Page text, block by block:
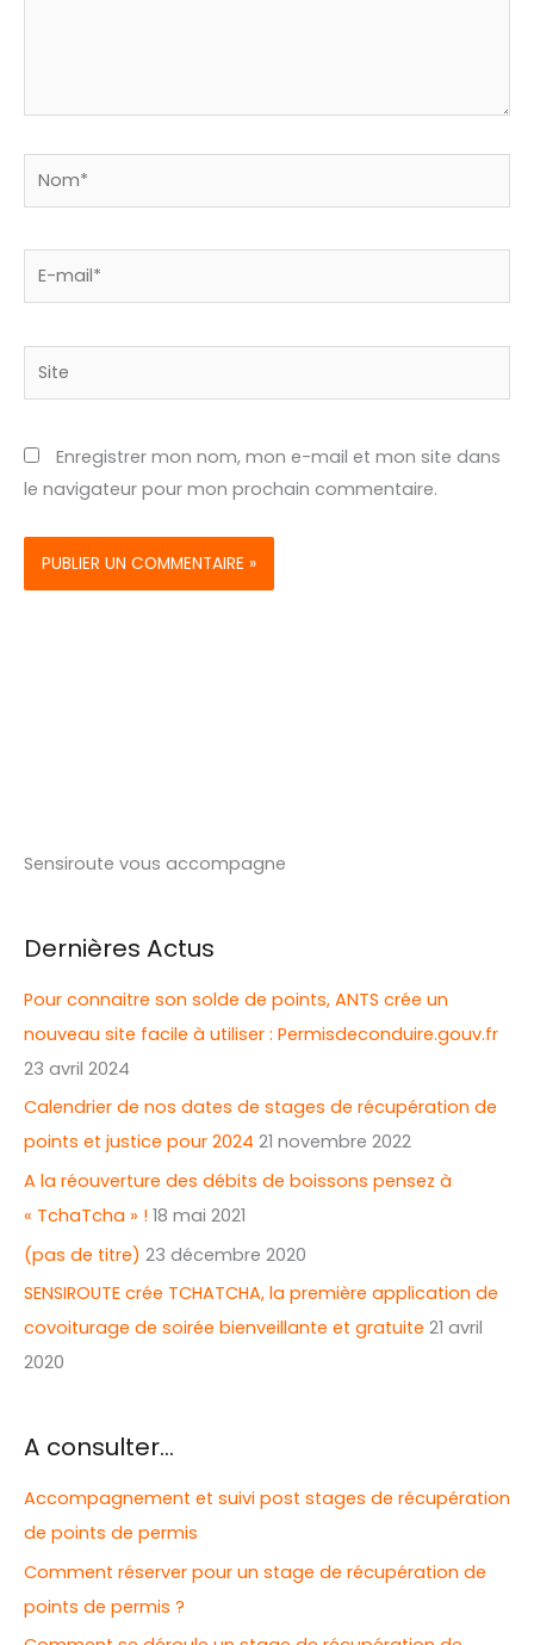
Nom*
E-
mail*
Site
Enregistrer mon nom, mon e-mail et mon site dans
le navigateur pour mon prochain commentaire.
Sensiroute vous accompagne
Dernières Actus
Pour connaitre son solde de points, ANTS crée un
nouveau site facile à utiliser : Permisdeconduire.gouv.fr
23 avril 2024
Calendrier de nos dates de stages de récupération de
points et justice pour 2024 21 novembre 2022
A la réouverture des débits de boissons pensez à
« TchaTcha » ! 18 mai 2021
(pas de titre) 23 décembre 2020
SENSIROUTE crée TCHATCHA, la première application de
covoiturage de soirée bienveillante et gratuite 21 avril
2020
A consulter…
Accompagnement et suivi post stages de récupération
de points de permis
Comment réserver pour un stage de récupération de
points de permis ?